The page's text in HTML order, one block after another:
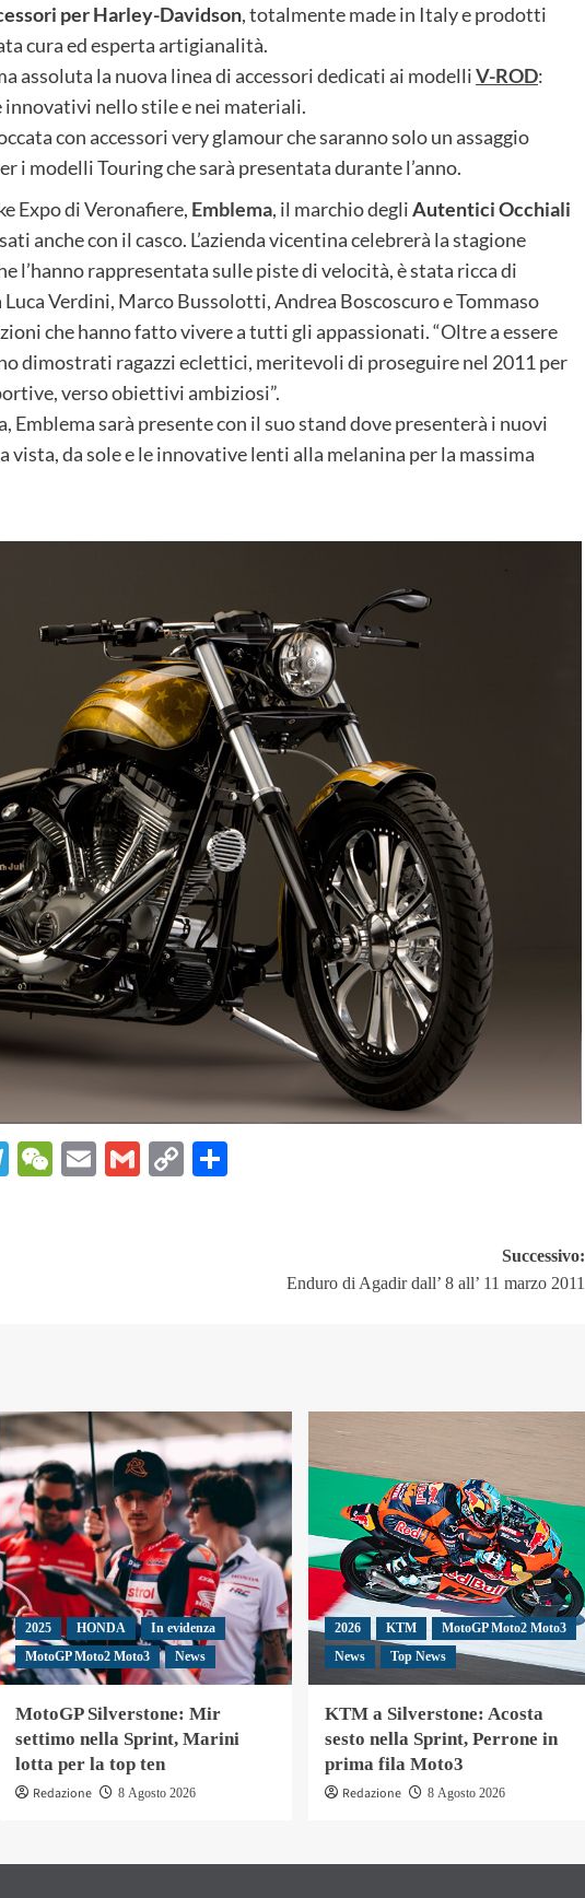
per Harley-Davidson, totalmente made in Italy e prodotti
cura ed esperta artigianalità.
assoluta la nuova linea di accessori dedicati ai modelliV-ROD:
nello stile e nei materiali.
con accessori very glamour che saranno solo un assaggio
i modelli Touring che sarà presentata durante l’anno.
Expo di Veronafiere, Emblema, il marchio degliAutentici Occhiali
anche con il casco. L’azienda vicentina celebrerà la stagione
l’hanno rappresentata sulle piste di velocità, è stata ricca di
Verdini, Marco Bussolotti, Andrea Boscoscuro e Tommaso
che hanno fatto vivere a tutti gli appassionati. “Oltre a essere
dimostrati ragazzi eclettici, meritevoli di proseguire nel 2011 per
verso obiettivi ambiziosi”.
Emblema sarà presente con il suo stand dove presenterà i nuovi
vista, da sole e le innovative lenti alla melanina per la massima
Telegram
WeChat
EmailGmail
Copy
Successivo:
Enduro di Agadir dall’ 8 all’ 11 marzo 2011
2025 HONDA
In evidenza
MotoGP Moto2 Moto3
News
MotoGP Silverstone: Mir
settimo nella Sprint, Marini
lotta per la top ten
Redazione 8 Agosto 2026
2026 KTM
MotoGP Moto2 Moto3
News
Top News
KTM a Silverstone: Acosta
sesto nella Sprint, Perrone in
prima fila Moto3
Redazione 8 Agosto 2026